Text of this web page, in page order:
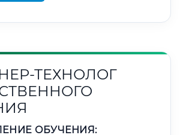
ТЕХНОЛОГ
ОБУЧЕНИЯ: